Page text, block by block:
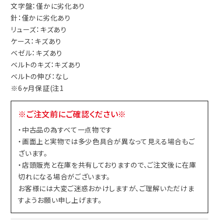
文字盤：僅かに劣化あり
針：僅かに劣化あり
リューズ：キズあり
ケース：キズあり
ベゼル：キズあり
ベルトのキズ：キズあり
ベルトの伸び：なし
※6ヶ月保証(注1
※ご注文前にご確認ください※
・中古品の為すべて一点物です
・画面上と実物では多少色具合が異なって見える場合もご
ざいます。
・店頭販売と在庫を共有しておりますので、ご注文後に在庫
切れになる場合がございます。
お客様には大変ご迷惑おかけしますが、ご理解いただけま
すようお願い申し上げます。